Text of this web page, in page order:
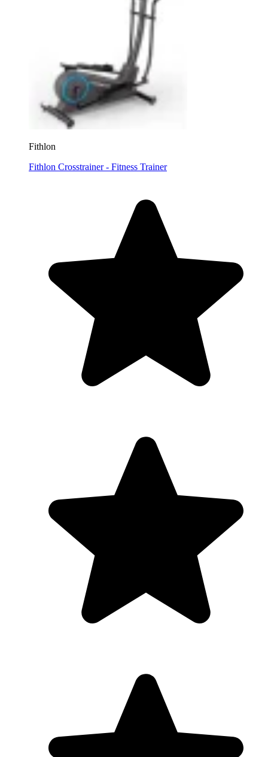
Fithlon
Fithlon Crosstrainer - Fitness Trainer